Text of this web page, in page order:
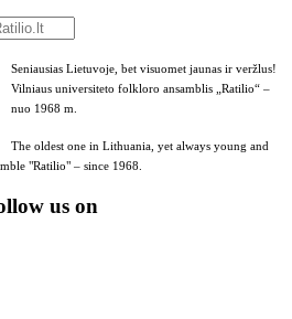
Seniausias Lietuvoje, bet visuomet jaunas ir veržlus!
Vilniaus universiteto folkloro ansamblis „Ratilio“ –
nuo 1968 m.
The oldest one in Lithuania, yet always young and
"Ratilio" – since 1968.
us on